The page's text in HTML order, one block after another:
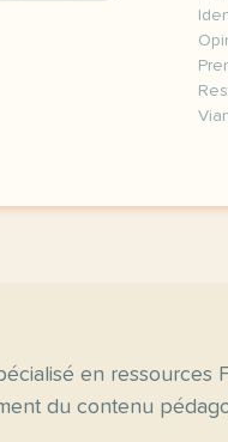
en ressources
du contenu